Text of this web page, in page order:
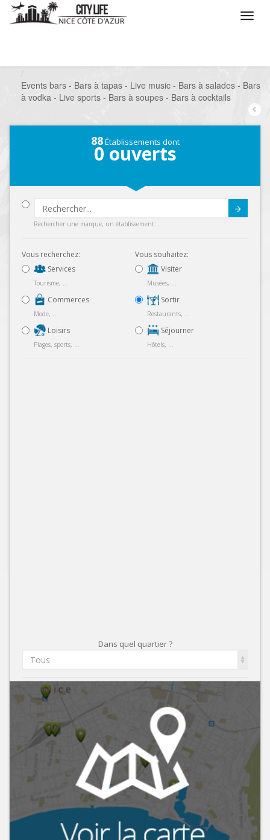
Events bars - Bars à tapas - Live music - Bars à salades - Bars
à vodka - Live sports - Bars à soupes - Bars à cocktails
88Établissements dont
0 ouverts
Rechercher une marque, un établissement...
Vous recherchez:
Services
Tourisme, ...
Commerces
Mode, ...
Loisirs
Plages, sports, ...
Vous souhaitez:
Visiter
Musées, ...
Sortir
Restaurants, ...
Séjourner
Hôtels, ...
Dans quel quartier ?
Tous